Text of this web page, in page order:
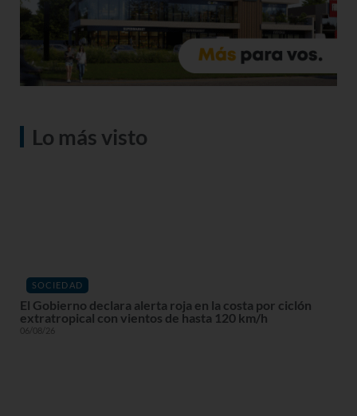
Lo más visto
SOCIEDAD
El Gobierno declara alerta roja en la costa por ciclón
extratropical con vientos de hasta 120 km/h
06/08/26